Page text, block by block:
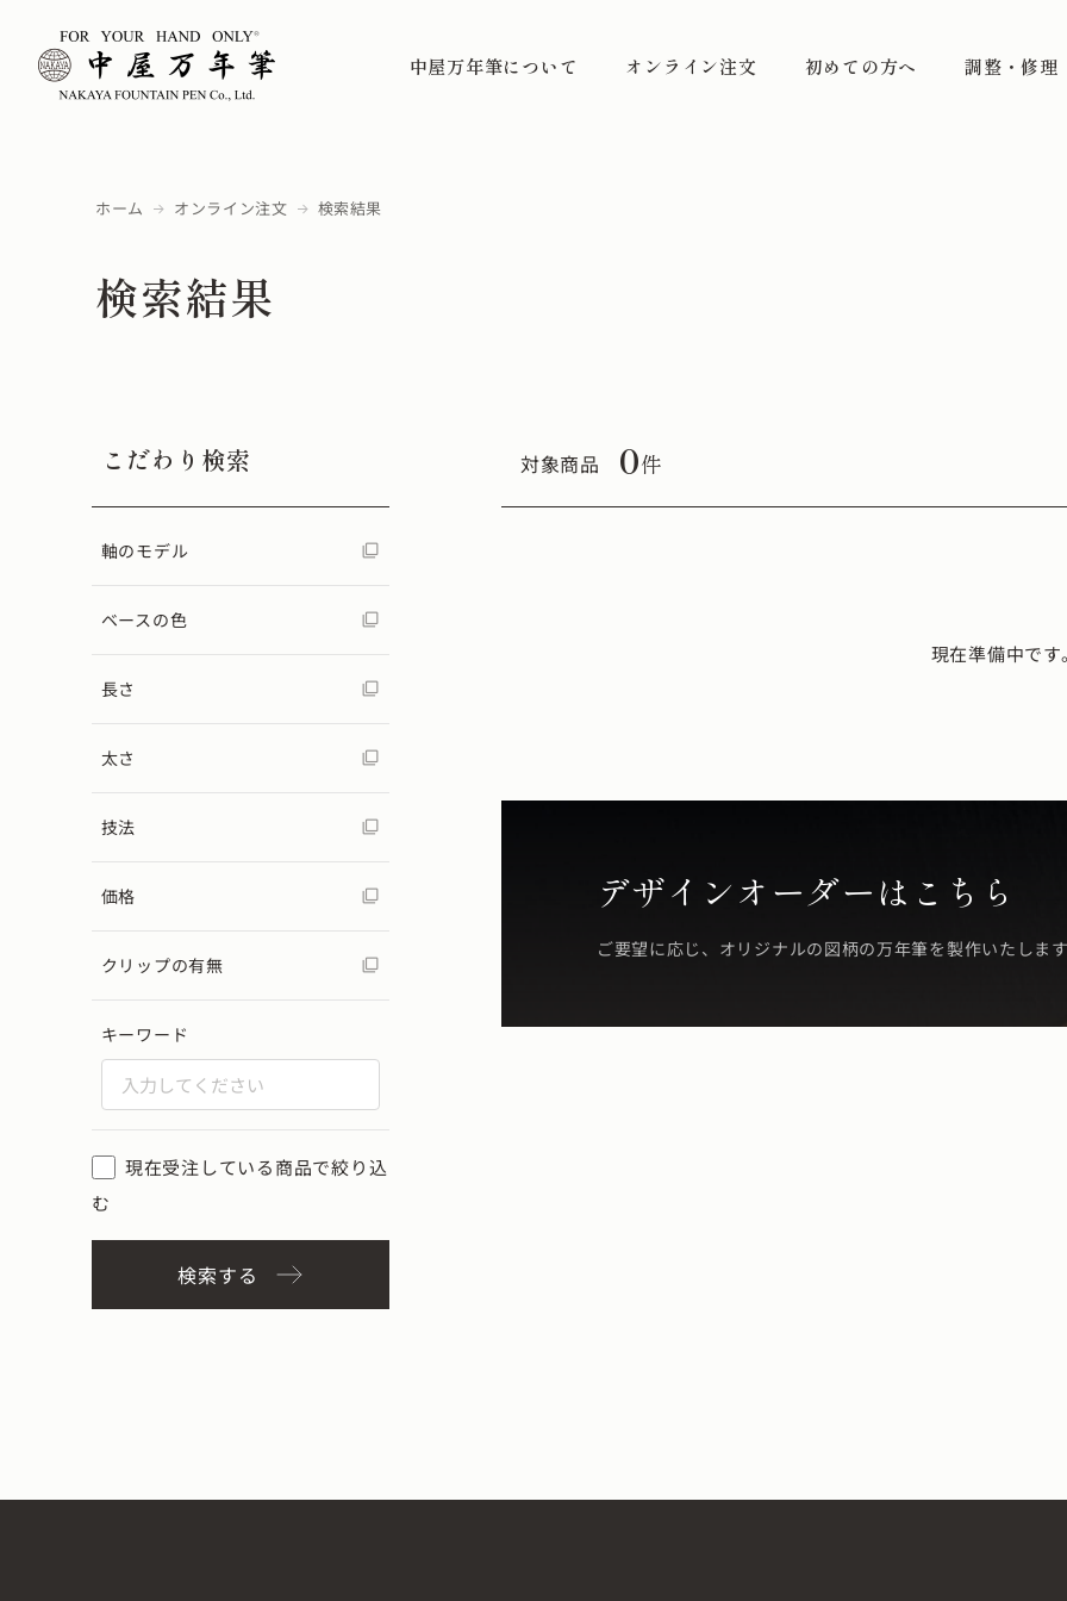
中屋万年筆について オンライン注文 初めての方へ 調整・修理
ホーム オンライン注文 検索結果
検索結果
こだわり検索
軸のモデル
ベースの色
長さ
太さ
技法
価格
クリップの有無
キーワード
現在受注している商品で絞り込
む
検索する
対象商品 0件
現在準備中です
デザインオーダーはこちら
ご要望に応じ、オリジナルの図柄の万年筆を製作いたしま